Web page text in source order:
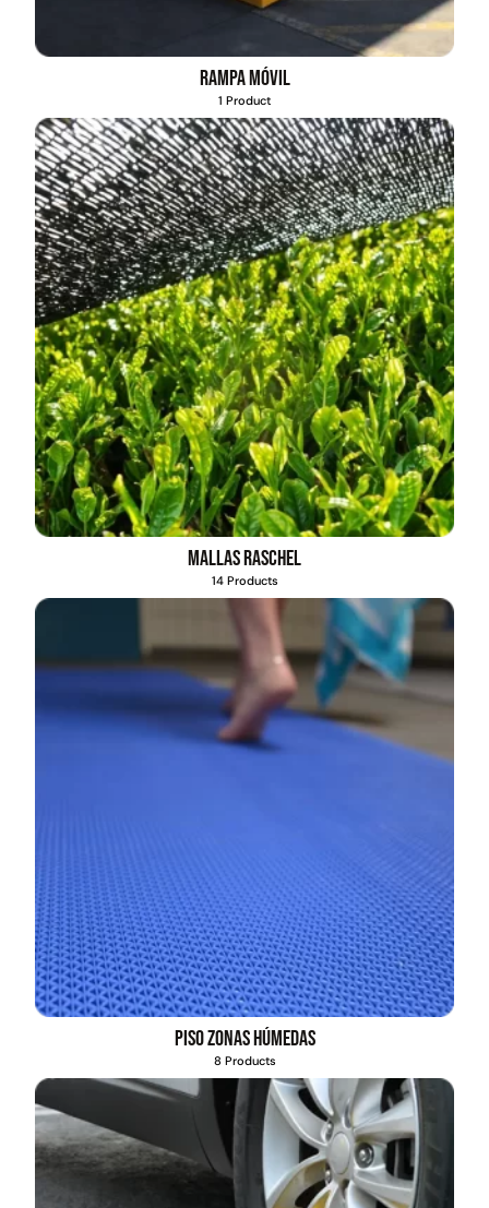
Rampa móvil
1 Product
Mallas Raschel
14 Products
Piso zonas húmedas
8 Products